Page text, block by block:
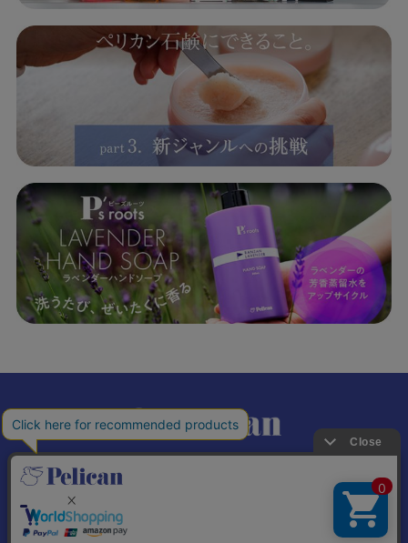
個人情報の取り扱いについて 特定商取引法に基づく表記